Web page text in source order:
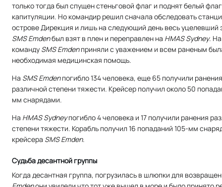
только тогда был спущен стеньговой флаг и поднят белый флаг
капитуляции. Но командир решил сначала обследовать
острове Дирекция и лишь на следующий день весь уцелевший
SMS Emdenбыл взят в плен и переправлен на HMAS Sydney.
команду SMS Emdenприняли с уважением и всем раненым
необходимая медицинская помощь.
На SMS Emdenпогибло 134 человека, еще 65 получили ранения
различной степени тяжести. Крейсер получил около 50
мм снарядами.
На HMAS Sydneyпогибло 4 человека и 17 получили ранения
степени тяжести. Корабль получил 16 попаданий 105-мм
крейсера SMS Emden.
Судьба десантной группы
Когда десантная группа, погрузилась в шлюпки для